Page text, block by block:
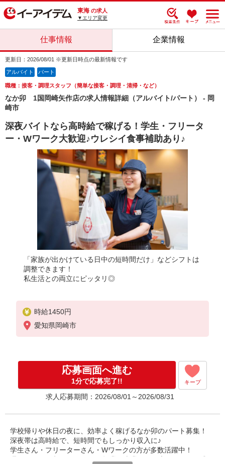
東海 の求人
▼エリア変更
仕事情報 企業情報
更新日：2026/08/01 ※更新日時点の最新情報です
アルバイト パート
職種：接客・調理スタッフ（簡単な接客・調理・清掃・など）
なか卯 1国岡崎矢作店の求人情報詳細（アルバイト/パート） - 岡
崎市
深夜バイトなら高時給で稼げる！学生・フリータ
ー・Wワーク大歓迎♪ウレシイ食事補助あり♪
「家族が出かけている日中の短時間だけ」などシフトは
調整できます！
私生活との両立にピッタリ◎
時給1450円
愛知県岡崎市
応募画面へ進む
1分で応募完了!! キープ
求人応募期間：2026/08/01～2026/08/31
学校帰りや休日の夜に、効率よく稼げるなか卯のパート募集！
深夜帯は高時給で、短時間でもしっかり収入に♪
学生さん・フリーターさん・Wワークの方が多数活躍中！